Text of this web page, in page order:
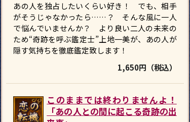
あの人を独占したいくらい好き！ でも、相手
がそうじゃなかったら……？ そんな風に一人
で悩んでいませんか？ より良い二人の未来の
ため“奇跡を呼ぶ鑑定士”上地一美が、あの人が
隠す気持ちを徹底鑑定致します！
1,650円（税込）
このままでは終わりませんよ！
「あの人との間に起こる奇跡の出